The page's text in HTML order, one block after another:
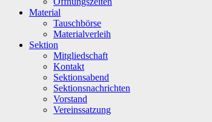
Material
Tauschbörse
Materialverleih
Sektion
Mitgliedschaft
Kontakt
Sektionsabend
Sektionsnachrichten
Vorstand
Vereinssatzung